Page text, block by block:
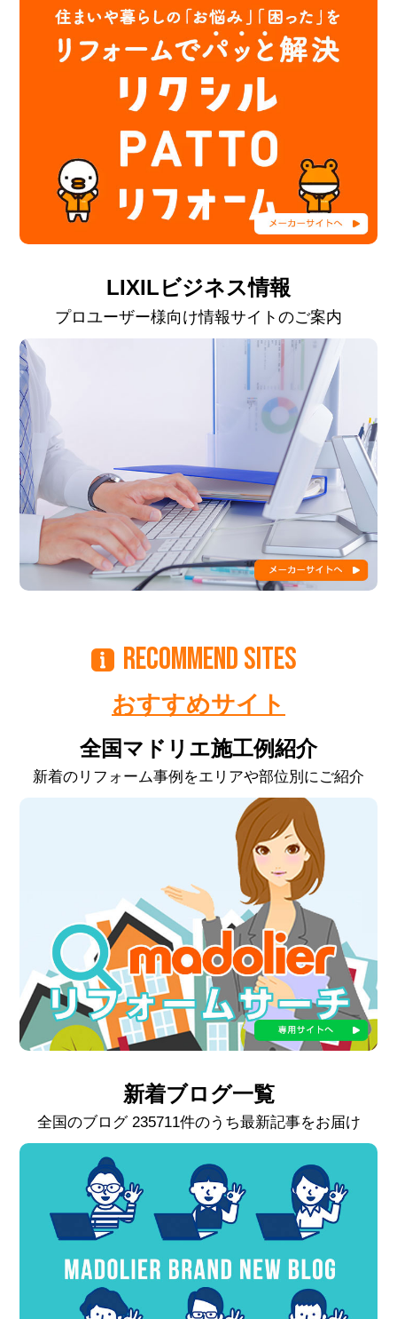
LIXILビジネス情報
プロユーザー様向け情報サイトのご案内
RECOMMEND SITES
おすすめサイト
全国マドリエ施工例紹介
新着のリフォーム事例をエリアや部位別にご紹介
新着ブログ一覧
全国のブログ 235711件のうち最新記事をお届け